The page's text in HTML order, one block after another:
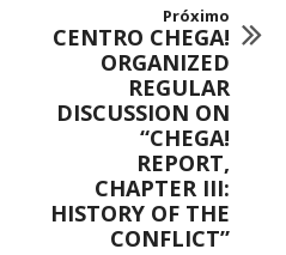
Próximo
CENTRO CHEGA!
ORGANIZED
REGULAR
DISCUSSION ON
“CHEGA!
REPORT,
CHAPTER III:
HISTORY OF THE
CONFLICT”